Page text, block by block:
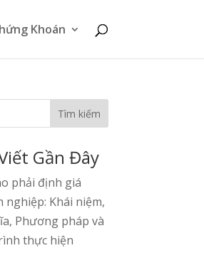
Khoán
Tìm kiếm
Gần Đây
phải định giá
nghiệp: Khái niệm,
Phương pháp và
thực hiện